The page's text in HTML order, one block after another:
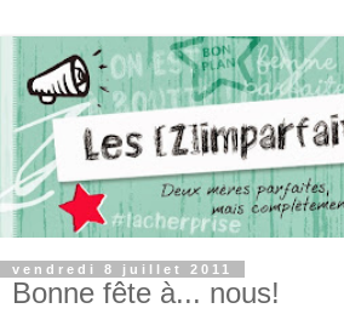
vendredi 8 juillet 2011
Bonne fête à... nous!